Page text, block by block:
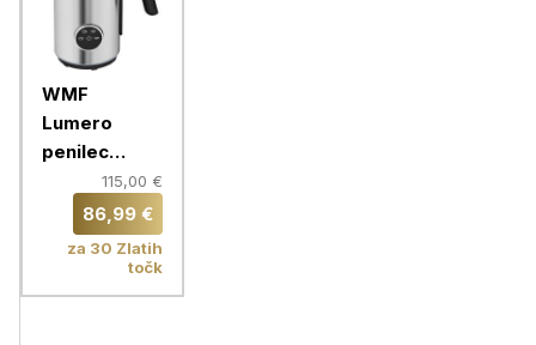
WMF
Lumero
penilec
115,00 €
86,99 €
za 30 Zlatih
točk